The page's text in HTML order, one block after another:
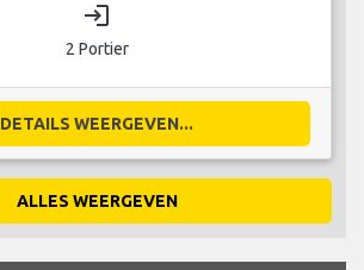
login
2 Portier
DETAILS WEERGEVEN...
ALLES WEERGEVEN